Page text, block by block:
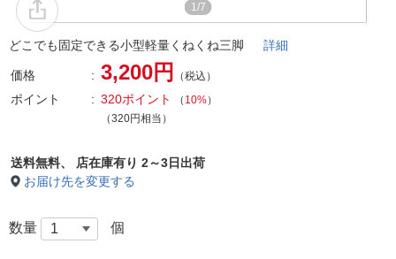
1/7
どこでも固定できる小型軽量くねくね三脚 詳細
価格 3,200円 （税込）
ポイント 320ポイント （ 10%）
（320円相当）
送料無料、
店在庫有り 2～3日出荷
お届け先を変更する
数量 個